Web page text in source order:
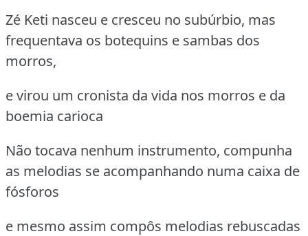
Zé Keti nasceu e cresceu no subúrbio, mas
frequentava os botequins e sambas dos
morros,
e virou um cronista da vida nos morros e da
boemia carioca
Não tocava nenhum instrumento, compunha
as melodias se acompanhando numa caixa de
fósforos
e mesmo assim compôs melodias rebuscadas